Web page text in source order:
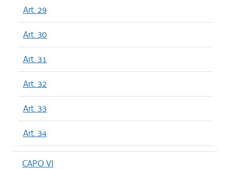
Art. 29
Art. 30
Art. 31
Art. 32
Art. 33
Art. 34
CAPO VI